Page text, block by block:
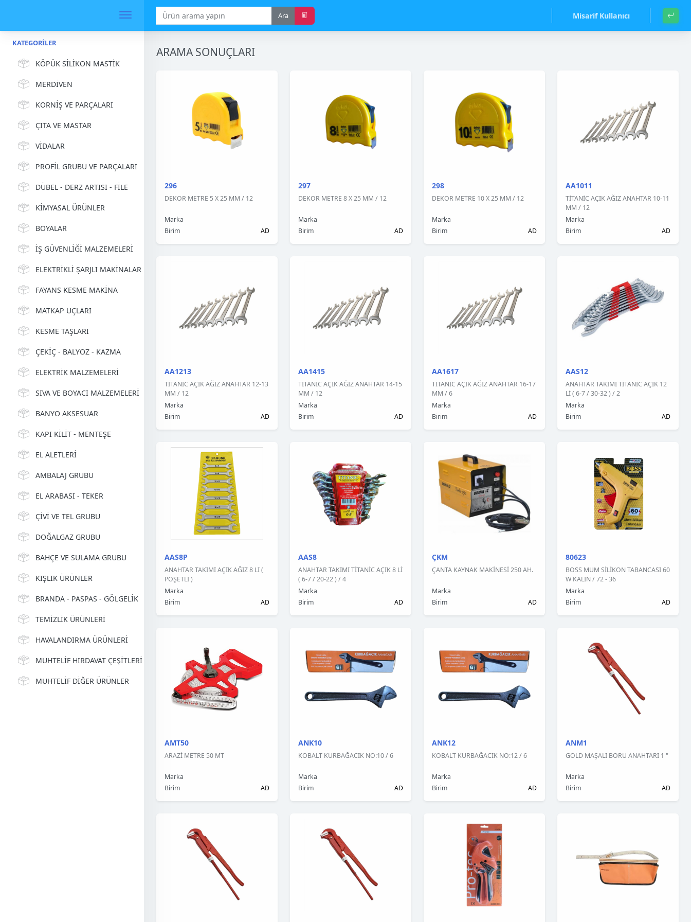
Ara Misarif Kullanıcı
KATEGORILER
KÖPÜK SİLİKON MASTİK
MERDİVEN
KORNİŞ VE PARÇALARI
ÇITA VE MASTAR
VİDALAR
PROFİL GRUBU VE PARÇALARI
DÜBEL - DERZ ARTISI - FİLE
KİMYASAL ÜRÜNLER
BOYALAR
İŞ GÜVENLİĞİ MALZEMELERİ
ELEKTRİKLİ ŞARJLI MAKİNALAR
FAYANS KESME MAKİNA
MATKAP UÇLARI
KESME TAŞLARI
ÇEKİÇ - BALYOZ - KAZMA
ELEKTRİK MALZEMELERİ
SIVA VE BOYACI MALZEMELERİ
BANYO AKSESUAR
KAPI KİLİT - MENTEŞE
EL ALETLERİ
AMBALAJ GRUBU
EL ARABASI - TEKER
ÇİVİ VE TEL GRUBU
DOĞALGAZ GRUBU
BAHÇE VE SULAMA GRUBU
KIŞLIK ÜRÜNLER
BRANDA - PASPAS - GÖLGELİK
TEMİZLİK ÜRÜNLERİ
HAVALANDIRMA ÜRÜNLERİ
MUHTELİF HIRDAVAT ÇEŞİTLERİ
MUHTELİF DİĞER ÜRÜNLER
ARAMA SONUÇLARI
296
DEKOR METRE 5 X 25 MM / 12
Marka
Birim
AD
297
DEKOR METRE 8 X 25 MM / 12
Marka
Birim
AD
298
DEKOR METRE 10 X 25 MM / 12
Marka
Birim
AD
AA1011
TİTANİC AÇIK AĞIZ ANAHTAR 10-11
MM / 12
Marka
Birim
AD
AA1213
TİTANİC AÇIK AĞIZ ANAHTAR 12-13
MM / 12
Marka
Birim
AD
AA1415
TİTANİC AÇIK AĞIZ ANAHTAR 14-15
MM / 12
Marka
Birim
AD
AA1617
TİTANİC AÇIK AĞIZ ANAHTAR 16-17
MM / 6
Marka
Birim
AD
AAS12
ANAHTAR TAKIMI TİTANİC AÇIK 12
Lİ ( 6-7 / 30-32 ) / 2
Marka
Birim
AD
AAS8P
ANAHTAR TAKIMI AÇIK AĞIZ 8 LI (
POŞETLİ )
Marka
Birim
AD
AAS8
ANAHTAR TAKIMI TİTANİC AÇIK 8 Lİ
( 6-7 / 20-22 ) / 4
Marka
Birim
AD
ÇKM
ÇANTA KAYNAK MAKİNESİ 250 AH.
Marka
Birim
AD
80623
BOSS MUM SİLİKON TABANCASI 60
W KALIN / 72 - 36
Marka
Birim
AD
AMT50
ARAZİ METRE 50 MT
Marka
Birim
AD
ANK10
KOBALT KURBAĞACIK NO:10 / 6
Marka
Birim
AD
ANK12
KOBALT KURBAĞACIK NO:12 / 6
Marka
Birim
AD
ANM1
GOLD MAŞALI BORU ANAHTARI 1 "
Marka
Birim
AD